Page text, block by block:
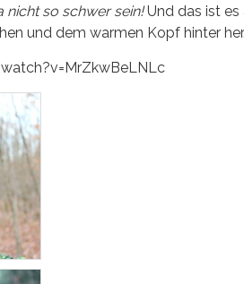
nicht so schwer sein!Und das ist es
und dem warmen Kopf hinter her.